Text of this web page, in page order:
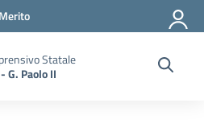
Statale
G. Paolo II